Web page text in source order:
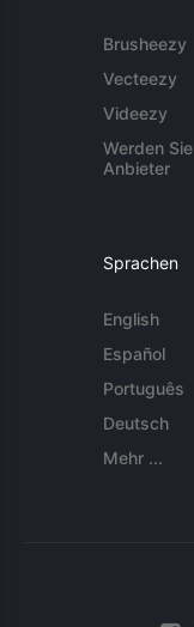
Brusheezy
Vecteezy
Videezy
Werden Sie
Anbieter
Sprachen
English
Español
Português
Deutsch
Mehr ...